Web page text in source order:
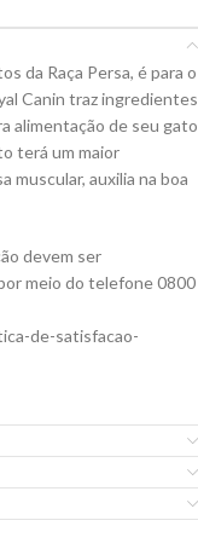
da Raça Persa, é para o
Canin traz ingredientes
alimentação de seu gato
terá um maior
muscular, auxilia na boa
devem ser
meio do telefone 0800
de-satisfacao-